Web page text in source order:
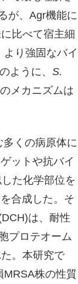
が、Agr機能に
比べて宿主細
り強固なバイ
ように、 S.
メカニズムは
多くの病原体に
ットや抗バイ
た化学部位を
合成した。そ
は、耐性
プロテオーム
。本研究で
MRSA株の性質